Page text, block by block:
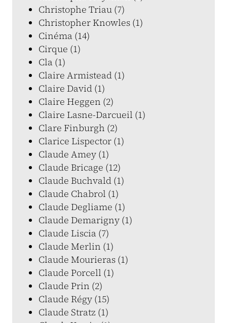
Christophe Triau (7)
Christopher Knowles (1)
Cinéma (14)
Cirque (1)
Cla (1)
Claire Armistead (1)
Claire David (1)
Claire Heggen (2)
Claire Lasne-Darcueil (1)
Clare Finburgh (2)
Clarice Lispector (1)
Claude Amey (1)
Claude Bricage (12)
Claude Buchvald (1)
Claude Chabrol (1)
Claude Degliame (1)
Claude Demarigny (1)
Claude Liscia (7)
Claude Merlin (1)
Claude Mourieras (1)
Claude Porcell (1)
Claude Prin (2)
Claude Régy (15)
Claude Stratz (1)